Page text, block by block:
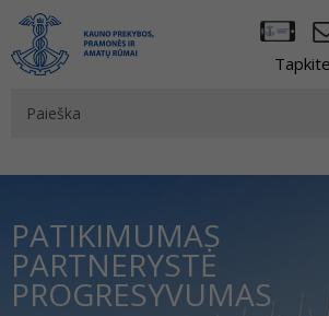
PATIKIMUMAS
PARTNERYSTĖ
PROGRESYVUMAS